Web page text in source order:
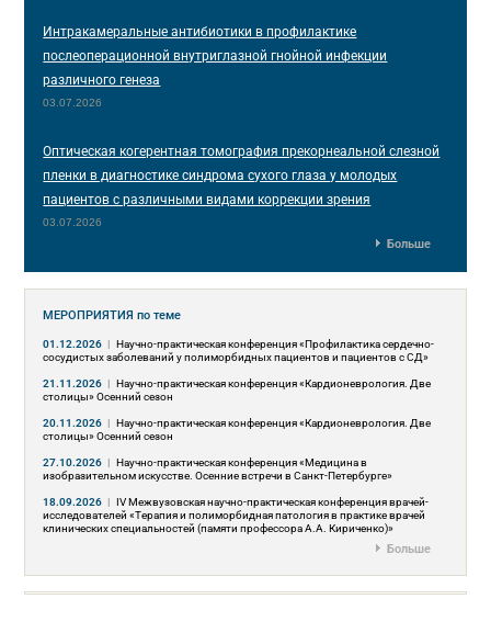
Интракамеральные антибиотики в профилактике
послеоперационной внутриглазной гнойной инфекции
различного генеза
03.07.2026
Оптическая когерентная томография прекорнеальной слезной
пленки в диагностике синдрома сухого глаза у молодых
пациентов с различными видами коррекции зрения
03.07.2026
Больше
МЕРОПРИЯТИЯпо теме
01.12.2026 | Научно-практическая конференция «Профилактика сердечно-
сосудистых заболеваний у полиморбидных пациентов и пациентов с СД»
21.11.2026 | Научно-практическая конференция «Кардионеврология. Две
столицы» Осенний сезон
20.11.2026 | Научно-практическая конференция «Кардионеврология. Две
столицы» Осенний сезон
27.10.2026 | Научно-практическая конференция «Медицина в
изобразительном искусстве. Осенние встречи в Санкт-Петербурге»
18.09.2026 | IV Межвузовская научно-практическая конференция врачей-
исследователей «Терапия и полиморбидная патология в практике врачей
клинических специальностей (памяти профессора А.А. Кириченко)»
Больше